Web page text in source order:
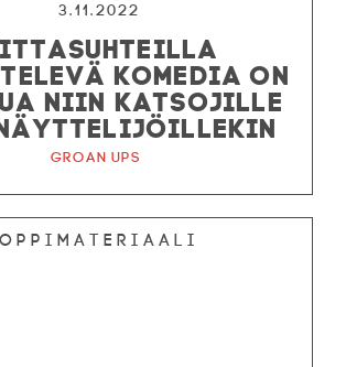
3.11.2022
KOMEDIA ON
NIIN KATSOJILLE
Groan Ups
Oppimateriaali